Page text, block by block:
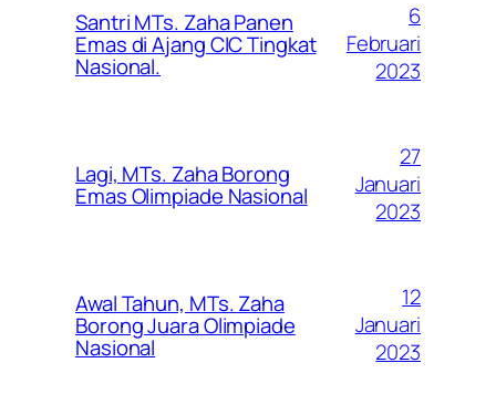
Santri MTs. Zaha Panen
Emas di Ajang CIC Tingkat
Nasional.
6
Februari
2023
Lagi, MTs. Zaha Borong
Emas Olimpiade Nasional
27
Januari
2023
Awal Tahun, MTs. Zaha
Borong Juara Olimpiade
Nasional
12
Januari
2023